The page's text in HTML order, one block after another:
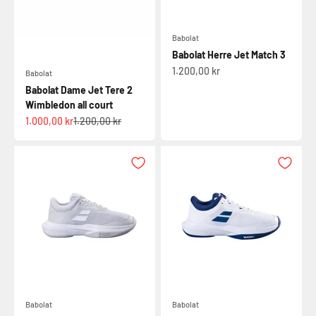
Babolat
Babolat Dame Jet Tere 2
Wimbledon all court
Salgspris
1.000,00 krNormalpris
1.200,00 kr
Babolat
Babolat Herre Jet Match 3
Salgspris
1.200,00 kr
Babolat Babolat